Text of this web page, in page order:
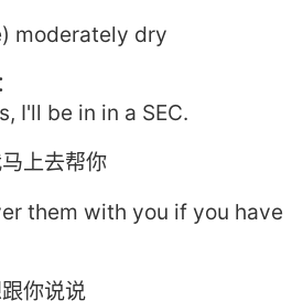
moderately dry
I'll be in in a SEC.
上去帮你
them with you if you have
你说说